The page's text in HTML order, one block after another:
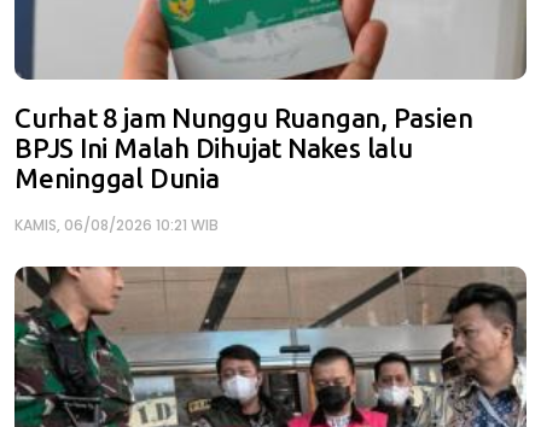
Curhat 8 jam Nunggu Ruangan, Pasien
BPJS Ini Malah Dihujat Nakes lalu
Meninggal Dunia
KAMIS, 06/08/2026 10:21 WIB